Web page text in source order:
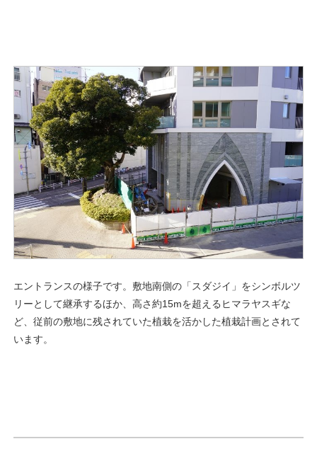
エントランスの様子です。敷地南側の「スダジイ」をシンボルツ
リーとして継承するほか、高さ約15mを超えるヒマラヤスギな
ど、従前の敷地に残されていた植栽を活かした植栽計画とされて
います。